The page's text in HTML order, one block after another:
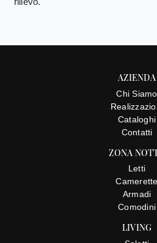
LIVING
ZONA
Letti
Camerette
Armadi
Comodini
AZIENDA
Chi Siamo
Cataloghi
Contatti